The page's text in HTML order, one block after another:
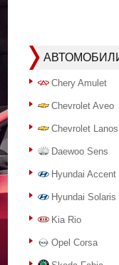
Chery Amulet
Chevrolet Aveo
Chevrolet Lanos
Daewoo Sens
Hyundai Accent
Hyundai Solaris
Kia Rio
Opel Corsa